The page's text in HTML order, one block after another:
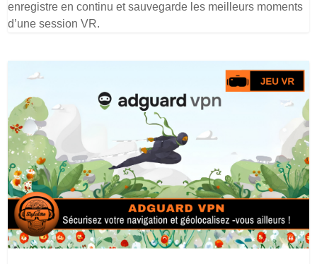
enregistre en continu et sauvegarde les meilleurs moments
d’une session VR.